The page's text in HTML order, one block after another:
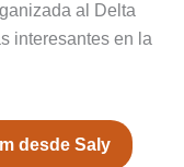
al Delta
interesantes en la
desde Saly